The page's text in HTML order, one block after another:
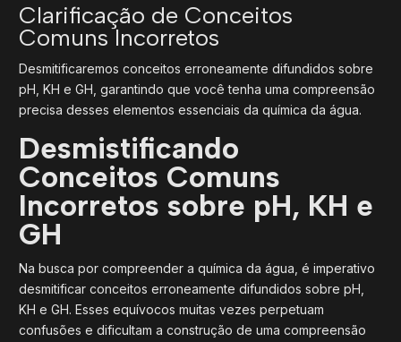
Clarificação de Conceitos
Comuns Incorretos
Desmitificaremos conceitos erroneamente difundidos sobre
pH, KH e GH, garantindo que você tenha uma compreensão
precisa desses elementos essenciais da química da água.
Desmistificando
Conceitos Comuns
Incorretos sobre pH, KH e
GH
Na busca por compreender a química da água, é imperativo
desmitificar conceitos erroneamente difundidos sobre pH,
KH e GH. Esses equívocos muitas vezes perpetuam
confusões e dificultam a construção de uma compreensão